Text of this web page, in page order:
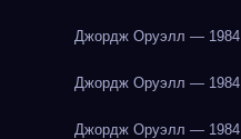
Джордж Оруэлл — 1984
Джордж Оруэлл — 1984
Джордж Оруэлл — 1984